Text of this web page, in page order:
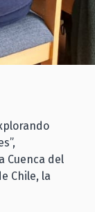
Cuenca del
Chile, la